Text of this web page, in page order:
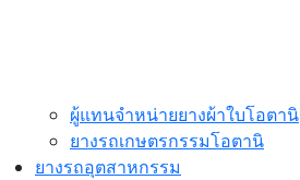
ผู้แทนจำหน่ายยางผ้าใบโอตานิ
ยางรถเกษตรกรรมโอตานิ
ยางรถอุตสาหกรรม